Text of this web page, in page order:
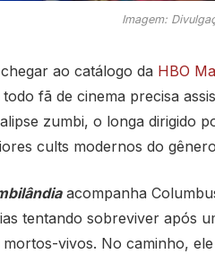
Imagem:
ao catálogo da HBO
fã de cinema precisa
zumbi, o longa dirigido
cults modernos do
acompanha
tentando sobreviver após
vivos. No caminho,